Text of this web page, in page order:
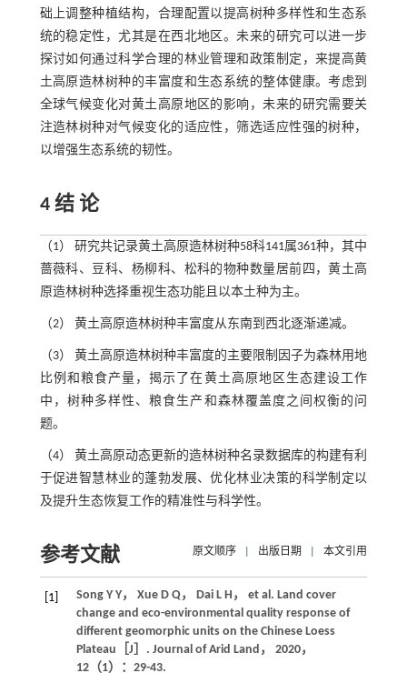
础上调整种植结构，合理配置以提高树种多样性和生态系
统的稳定性，尤其是在西北地区。未来的研究可以进一步
探讨如何通过科学合理的林业管理和政策制定，来提高黄
土高原造林树种的丰富度和生态系统的整体健康。考虑到
全球气候变化对黄土高原地区的影响，未来的研究需要关
注造林树种对气候变化的适应性，筛选适应性强的树种，
以增强生态系统的韧性。
4 结 论
（1） 研究共记录黄土高原造林树种58科141属361种，其中
蔷薇科、豆科、杨柳科、松科的物种数量居前四，黄土高
原造林树种选择重视生态功能且以本土种为主。
（2） 黄土高原造林树种丰富度从东南到西北逐渐递减。
（3） 黄土高原造林树种丰富度的主要限制因子为森林用地
比例和粮食产量，揭示了在黄土高原地区生态建设工作
中，树种多样性、粮食生产和森林覆盖度之间权衡的问
题。
（4） 黄土高原动态更新的造林树种名录数据库的构建有利
于促进智慧林业的蓬勃发展、优化林业决策的科学制定以
及提升生态恢复工作的精准性与科学性。
参考文献 原文顺序 出版日期 本文引用
[1] Song Y Y， Xue D Q， Dai L H ， et al. Land cover
change and eco-environmental quality response of
different geomorphic units on the Chinese Loess
Plateau［J］. Journal of Arid Land ， 2020，
12（1）：29-43.